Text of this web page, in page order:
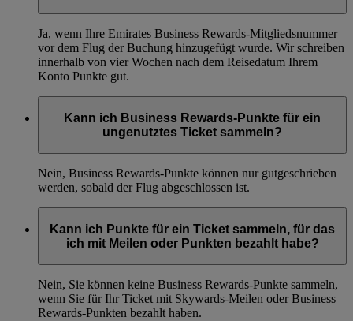
Ja, wenn Ihre Emirates Business Rewards-Mitgliedsnummer
vor dem Flug der Buchung hinzugefügt wurde. Wir schreiben
innerhalb von vier Wochen nach dem Reisedatum Ihrem
Konto Punkte gut.
Kann ich Business Rewards-Punkte für ein
ungenutztes Ticket sammeln?
Nein, Business Rewards-Punkte können nur gutgeschrieben
werden, sobald der Flug abgeschlossen ist.
Kann ich Punkte für ein Ticket sammeln, für das
ich mit Meilen oder Punkten bezahlt habe?
Nein, Sie können keine Business Rewards-Punkte sammeln,
wenn Sie für Ihr Ticket mit Skywards-Meilen oder Business
Rewards-Punkten bezahlt haben.